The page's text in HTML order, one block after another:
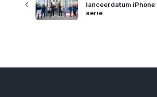
lanceerdatum iPhone
serie